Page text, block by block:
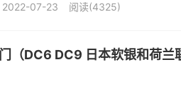
2022-07-23 阅读(4325)
（DC6 DC9 日本软银和荷兰